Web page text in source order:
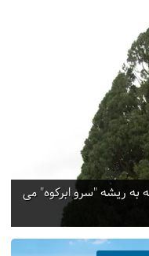
4000 ساله / تیشه به ریشه "سرو ابرکوه" می